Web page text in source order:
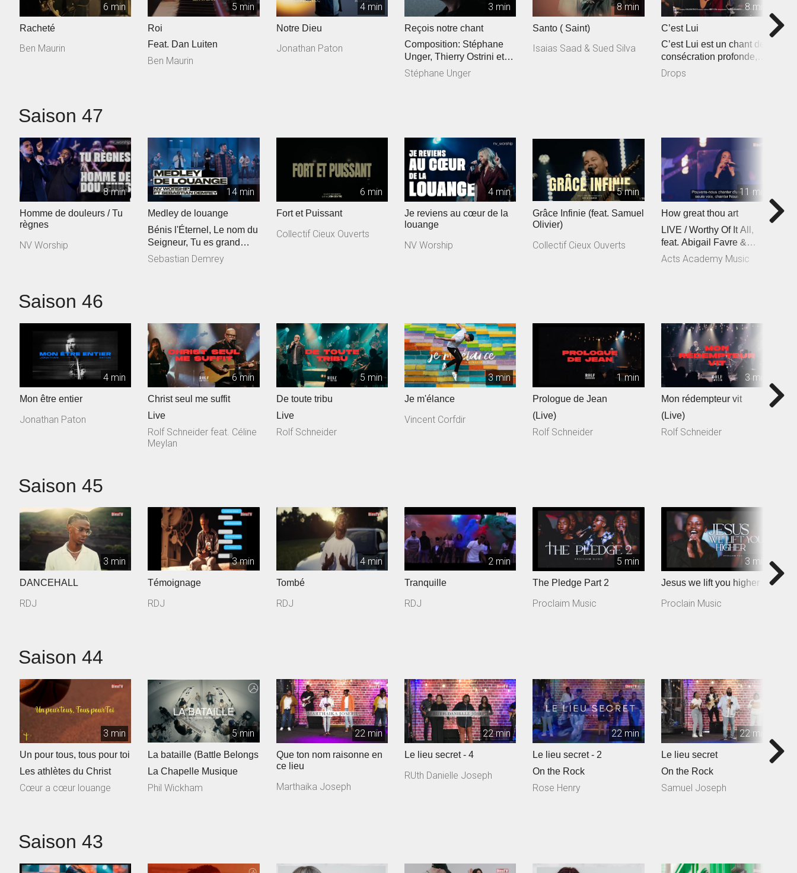
6 min
Racheté
Ben Maurin
5 min
Roi
Feat. Dan Luiten
Ben Maurin
4 min
Notre Dieu
Jonathan Paton
3 min
Reçois notre chant
Composition: Stéphane
Unger, Thierry Ostrini et
Siméon Freymond
Stéphane Unger
8 min
Santo ( Saint)
Isaias Saad & Sued Silva
8 min
C’est Lui
C’est Lui est un chant de
consécration profonde,
inspiré de Jean 3.30 : « I...
Drops
Saison 47
8 min
Homme de douleurs / Tu
règnes
NV Worship
14 min
Medley de louange
Bénis l'Éternel, Le nom du
Seigneur, Tu es grand
Seigneur
Sebastian Demrey
6 min
Fort et Puissant
Collectif Cieux Ouverts
4 min
Je reviens au cœur de la
louange
NV Worship
5 min
Grâce Infinie (feat. Samuel
Olivier)
Collectif Cieux Ouverts
11 min
How great thou art
LIVE / Worthy Of It All,
feat. Abigail Favre &
Esben Engholm
Acts Academy Music
Saison 46
4 min
Mon être entier
Jonathan Paton
6 min
Christ seul me suffit
Live
Rolf Schneider feat. Céline
Meylan
5 min
De toute tribu
Live
Rolf Schneider
3 min
Je m'élance
Vincent Corfdir
1 min
Prologue de Jean
(Live)
Rolf Schneider
3 min
Mon rédempteur vit
(Live)
Rolf Schneider
Saison 45
3 min
DANCEHALL
RDJ
3 min
Témoignage
RDJ
4 min
Tombé
RDJ
2 min
Tranquille
RDJ
5 min
The Pledge Part 2
Proclaim Music
3 min
Jesus we lift you higher
Proclain Music
Saison 44
3 min
Un pour tous, tous pour toi
Les athlètes du Christ
Cœur a cœur louange
5 min
La bataille (Battle Belongs
La Chapelle Musique
Phil Wickham
22 min
Que ton nom raisonne en
ce lieu
Marthaika Joseph
22 min
Le lieu secret - 4
RUth Danielle Joseph
22 min
Le lieu secret - 2
On the Rock
Rose Henry
22 min
Le lieu secret
On the Rock
Samuel Joseph
Saison 43